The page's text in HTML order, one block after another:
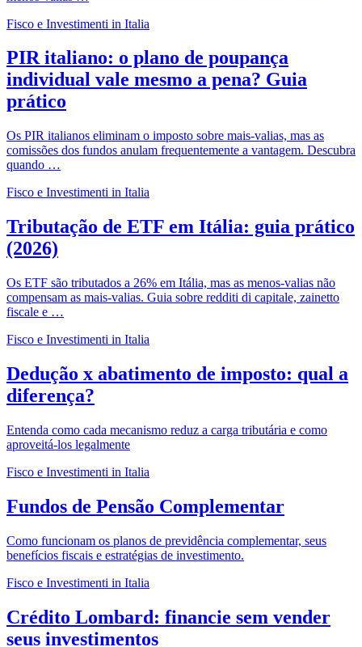
Fisco e Investimenti in Italia
PIR italiano: o plano de poupança
individual vale mesmo a pena? Guia
prático
Os PIR italianos eliminam o imposto sobre mais-valias, mas as
comissões dos fundos anulam frequentemente a vantagem. Descubra
quando …
Fisco e Investimenti in Italia
Tributação de ETF em Itália: guia prático
(2026)
Os ETF são tributados a 26% em Itália, mas as menos-valias não
compensam as mais-valias. Guia sobre redditi di capitale, zainetto
fiscale e …
Fisco e Investimenti in Italia
Dedução x abatimento de imposto: qual a
diferença?
Entenda como cada mecanismo reduz a carga tributária e como
aproveitá-los legalmente
Fisco e Investimenti in Italia
Fundos de Pensão Complementar
Como funcionam os planos de previdência complementar, seus
benefícios fiscais e estratégias de investimento.
Fisco e Investimenti in Italia
Crédito Lombard: financie sem vender
seus investimentos